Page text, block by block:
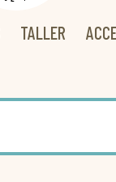
TALLER